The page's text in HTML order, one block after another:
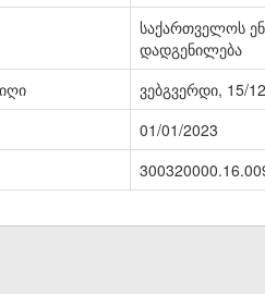
საქართველოს
დადგენილება
ვებგვერდი, 15/
01/01/2023